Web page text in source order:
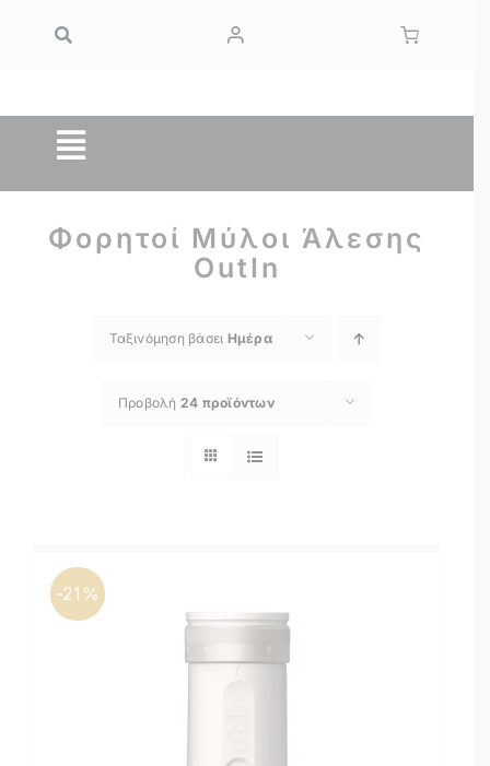
Toggle
Navigation
ΚΑΦΕΣ ESPRESSO
Κάψουλες Καφέ
Home Barista
Φορητοί Μύλοι Άλεσης
OutIn
Ταξινόμηση βάσει Ημέρα
Προβολή 24 προϊόντων
-21%